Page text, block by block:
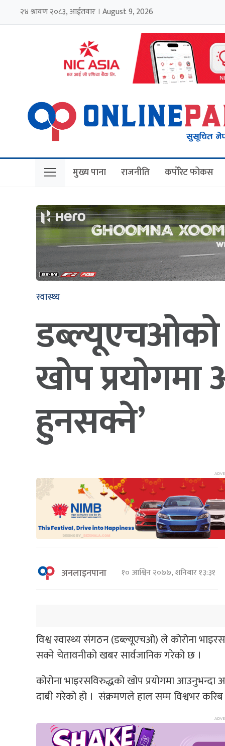
२४ श्रावण २०८३, आईतवार । August 9, 2026
मुख्य पाना राजनीति कर्पोरेट फोकस
स्वास्थ्य
डब्ल्यूएचओको
खोप
हुनसक्ने’
अनलाइनपाना १० आश्विन २०७७, शनिबार १३:३१
विश्व स्वास्थ्य संगठन (डब्ल्यूएचओ) ले कोरोना
सक्ने चेतावनीको खबर सार्वजानिक गरेको छ ।
कोरोना भाइरसविरुद्धको खोप प्रयोगमा
दाबी गरेको हो । संक्रमणले हाल सम्म विश्वभर